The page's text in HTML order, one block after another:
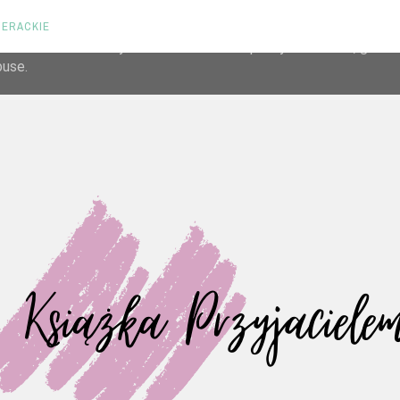
its services and to analyze traffic. Your IP address and